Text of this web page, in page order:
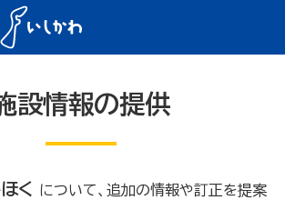
設情報の提供
く について、追加の情報や訂正を提案